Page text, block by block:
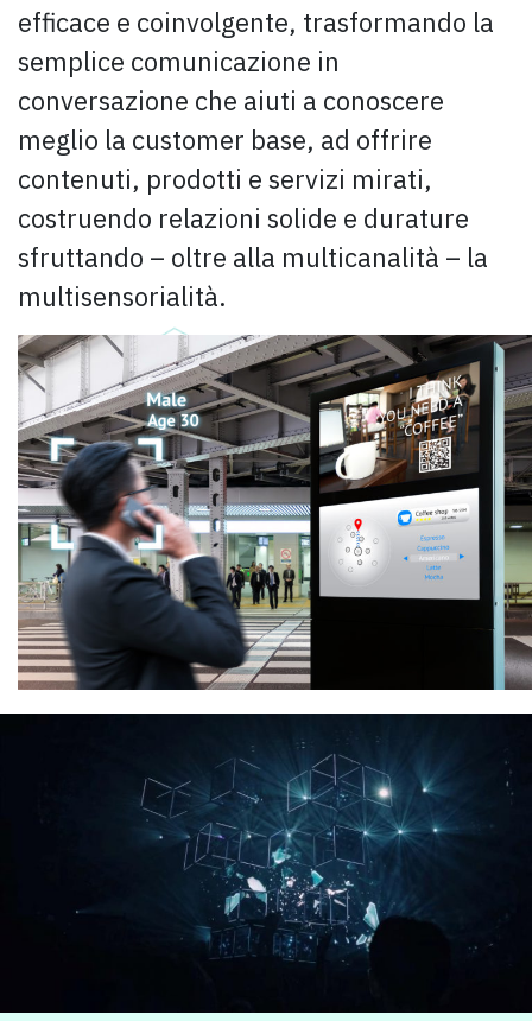
efficace e coinvolgente, trasformando la
semplice comunicazione in
conversazione che aiuti a conoscere
meglio la customer base, ad offrire
contenuti, prodotti e servizi mirati,
costruendo relazioni solide e durature
sfruttando – oltre alla multicanalità – la
multisensorialità.